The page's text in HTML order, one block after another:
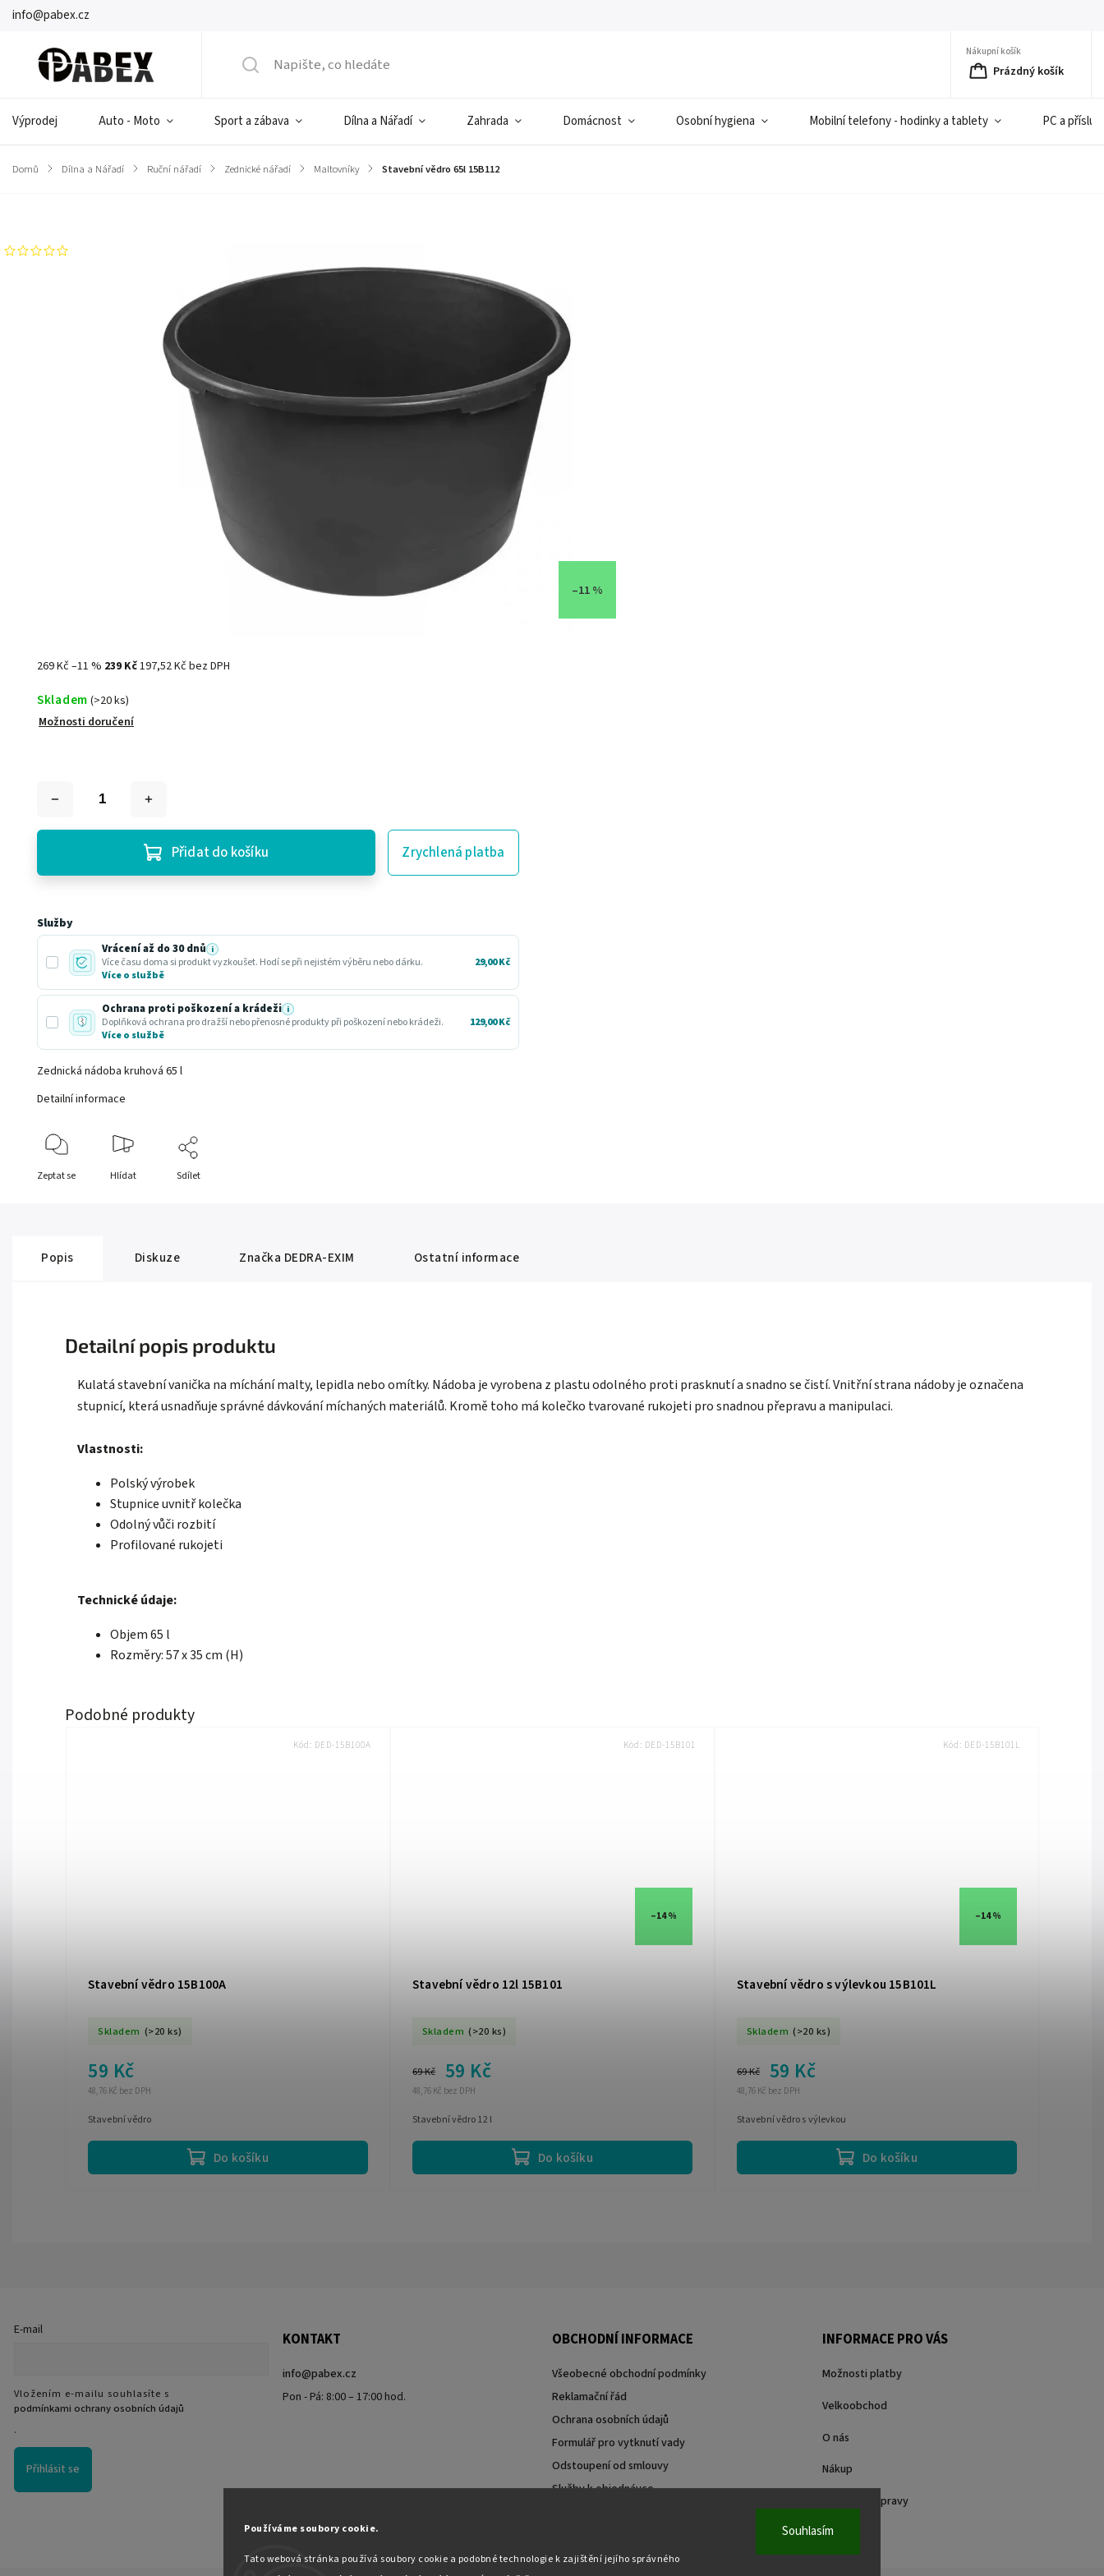
Používáme soubory cookie.
Tato webová stránka používá soubory cookie a podobné technologie k zajištění jejího správného
Souhlasím
info@pabex.cz
Nákupní košík
Prázdný košík
Výprodej Auto - Moto Sport a zábava Dílna a Nářadí Zahrada Domácnost Osobní hygiena Mobilní telefony - hodinky a tablety PC a
Domů / Dílna a Nářadí / Ruční nářadí / Zednické nářadí / Maltovníky / Stavební vědro 65l 15B112
–11 %
269 Kč–11 % 239 Kč197,52 Kč bez DPH
Skladem (>20 ks)
Možnosti doručení
Přidat do košíku Zrychlená platba
Služby
Vrácení až do 30 dnů i
Více času doma si produkt vyzkoušet. Hodí se při nejistém výběru nebo dárku.
Více o službě
29,00 Kč
Ochrana proti poškození a krádeži i
Doplňková ochrana pro dražší nebo přenosné produkty při poškození nebo krádeži.
Více o službě
129,00 Kč
Zednická nádoba kruhová 65 l
Detailní informace
Zeptat se Hlídat Sdílet
Popis Diskuze Značka DEDRA-EXIM Ostatní informace
Detailní popis produktu
Kulatá stavební vanička na míchání malty, lepidla nebo omítky. Nádoba je vyrobena z plastu odolného proti prasknutí a snadno se čistí. Vnitřní strana nádoby je označena
stupnicí, která usnadňuje správné dávkování míchaných materiálů. Kromě toho má kolečko tvarované rukojeti pro snadnou přepravu a manipulaci.
Vlastnosti:
Polský výrobek
Stupnice uvnitř kolečka
Odolný vůči rozbití
Profilované rukojeti
Technické údaje:
Objem 65 l
Rozměry: 57 x 35 cm (H)
Stavební vědro 15B100A
Skladem (>20 ks)
48,76 Kč bez DPH
59 Kč
Do košíku
Stavební vědro
Kód: DED-15B100A
–14 %
Stavební vědro 12l 15B101
Skladem (>20 ks)
48,76 Kč bez DPH
69 Kč 59 Kč
Do košíku
Stavební vědro 12 l
Kód: DED-15B101
–14 %
Stavební vědro s výlevkou 15B101L
Skladem (>20 ks)
48,76 Kč bez DPH
69 Kč 59 Kč
Do košíku
Stavební vědro s výlevkou
Kód: DED-15B101L
E-mail
Vložením e-mailu souhlasíte s
podmínkami ochrany osobních údajů
.
Přihlásit se
KONTAKT
info@pabex.cz
Pon - Pá: 8:00 – 17:00 hod.
OBCHODNÍ INFORMACE
Všeobecné obchodní podmínky
Reklamační řád
Ochrana osobních údajů
Formulář pro vytknutí vady
Odstoupení od smlouvy
Služby k objednávce
INFORMACE PRO VÁS
Možnosti platby
Velkoobchod
O nás
Nákup
Způsoby dopravy